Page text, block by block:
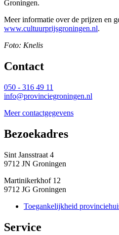
Groningen.
Meer informatie over de prijzen en
www.cultuurprijsgroningen.nl.
Foto: Knelis
Contact
050 - 316 49 11
info@provinciegroningen.nl
Meer contactgegevens
Bezoekadres
Sint Jansstraat 4
9712 JN Groningen
Martinikerkhof 12
9712 JG Groningen
Toegankelijkheid
Service